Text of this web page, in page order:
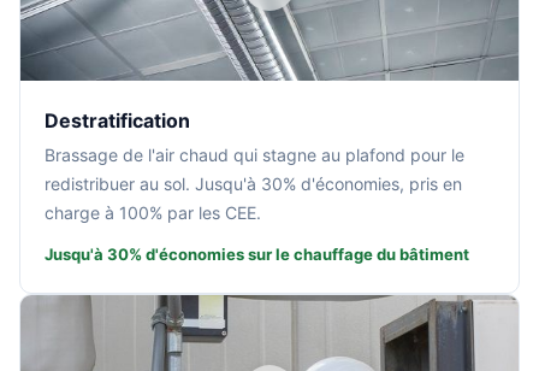
Destratification
Brassage de l'air chaud qui stagne au plafond pour le
redistribuer au sol. Jusqu'à 30% d'économies, pris en
charge à 100% par les CEE.
Jusqu'à 30% d'économies sur le chauffage du bâtiment